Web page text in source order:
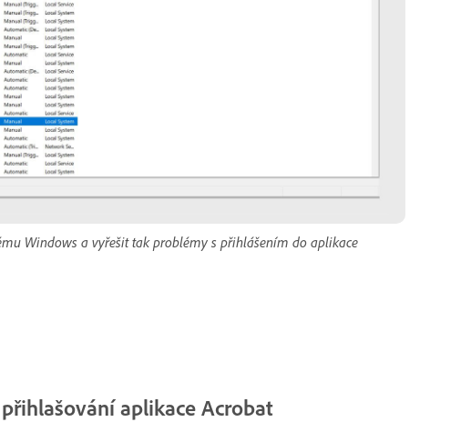
Windows a vyřešit tak problémy s přihlášením do aplikace
aplikace Acrobat